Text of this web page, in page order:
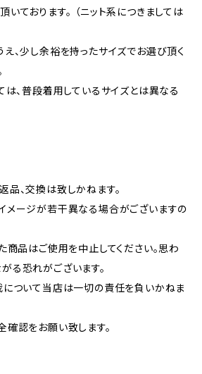
ております。 （ニット系につきましては
え、少し余裕を持ったサイズでお選び頂く
は、普段着用しているサイズとは異なる
品、交換は致しかねます。
メージが若干異なる場合がございますの
商品はご使用を中止してください。思わ
る恐れがございます。
について当店は一切の責任を負いかねま
確認をお願い致します。